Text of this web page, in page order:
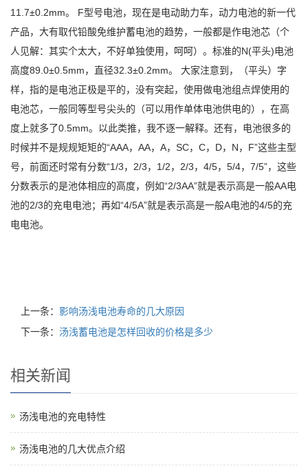
11.7±0.2mm。 F型号电池，现在是电动助力车，动力电池的新一代
产品，大有取代铅酸免维护蓄电池的趋势，一般都是作电池芯（个
人见解：其实个太大，不好单独使用，呵呵）。标准的N(平头)电池
高度89.0±0.5mm，直径32.3±0.2mm。 大家注意到，（平头）字
样，指的是电池正极是平的，没有突起，使用做电池组点焊使用的
电池芯，一般同等型号尖头的（可以用作单体电池供电的），在高
度上就多了0.5mm。以此类推，我不逐一解释。还有，电池很多的
时候并不是规规矩矩的“AAA，AA，A，SC，C，D，N，F”这些主型
号，前面还时常有分数“1/3，2/3，1/2，2/3，4/5，5/4，7/5”，这些
分数表示的是池体相应的高度，例如“2/3AA”就是表示高是一般AA电
池的2/3的充电电池；再如“4/5A”就是表示高是一般A电池的4/5的充
电电池。
上一条： 影响汤浅电池寿命的几大原因
下一条： 汤浅蓄电池是怎样回收的价格是多少
相关新闻
汤浅电池的充电特性
汤浅电池的几大优点介绍